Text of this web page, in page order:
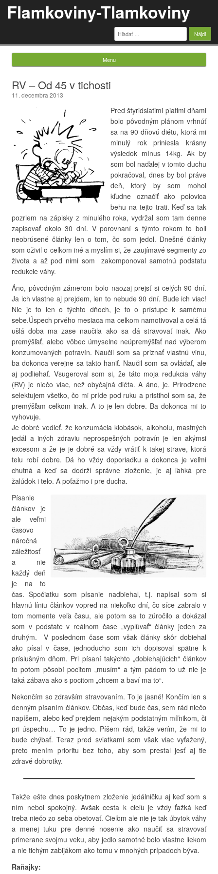
Flamkoviny-Tlamkoviny
Hľadať:
Menu
RV – Od 45 v tichosti
11. decembra 2013
Pred štyridsiatimi piatimi dňami
bolo pôvodným plánom vrhnúť
sa na 90 dňovú diétu, ktorá mi
minulý rok priniesla krásny
výsledok mínus 14kg. Ak by
som bol naďalej v tomto duchu
pokračoval, dnes by bol práve
deň, ktorý by som mohol
kľudne označiť ako polovica
behu na tejto trati. Keď sa tak
pozriem na zápisky z minulého roka, vydržal som tam denne
zapisovať okolo 30 dní. V porovnaní s týmto rokom to boli
neobrúsené články len o tom, čo som jedol. Dnešné články
som oživil o celkom iné a myslím si, že zaujímavé segmenty zo
života a až pod nimi som zakomponoval samotnú podstatu
redukcie váhy.
Áno, pôvodným zámerom bolo naozaj prejsť si celých 90 dní.
Ja ich vlastne aj prejdem, len to nebude 90 dní. Bude ich viac!
Nie je to len o týchto dňoch, je to o prístupe k samému
sebe.Úspech prvého mesiaca ma celkom namotivoval a celá tá
ušlá doba ma zase naučila ako sa dá stravovať inak. Ako
premýšľať, alebo vôbec úmyselne neúpremýšľať nad výberom
konzumovaných potravín. Naučil som sa priznať vlastnú vinu,
ba dokonca verejne sa takto haniť. Naučil som sa ovládať, ale
aj podliehať. Vsugeroval som si, že táto moja redukcia váhy
(RV) je niečo viac, než obyčajná diéta. A áno, je. Prirodzene
selektujem všetko, čo mi príde pod ruku a pristihol som sa, že
premýšľam celkom inak. A to je len dobre. Ba dokonca mi to
vyhovuje.
Je dobré vedieť, že konzumácia klobások, alkoholu, mastných
jedál a iných zdraviu neprospešných potravín je len akýmsi
excesom a že je je dobré sa vždy vrátiť k takej strave, ktorá
telu robí dobre. Dá ho vždy doporiadku a dokonca je veľmi
chutná a keď sa dodrží správne zloženie, je aj ľahká pre
žalúdok i telo. A poťažmo i pre ducha.
Písanie
článkov je
ale veľmi
časovo
náročná
záležitosť
a nie
každý deň
je na to
čas. Spočiatku som písanie nadbiehal, t.j. napísal som si
hlavnú líniu článkov vopred na niekoľko dní, čo síce zabralo v
tom momente veľa času, ale potom sa to zúročilo a dokázal
som v podstate v reálnom čase „vypľúvať“ články jeden za
druhým. V poslednom čase som však články skôr dobiehal
ako písal v čase, jednoducho som ich dopisoval spätne k
príslušným dňom. Pri písaní takýchto „dobiehajúcich“ článkov
to potom pôsobí pocitom „musím“ a tým pádom to už nie je
taká zábava ako s pocitom „chcem a baví ma to“.
Nekončím so zdravším stravovaním. To je jasné! Končím len s
denným písaním článkov. Občas, keď bude čas, sem rád niečo
napíšem, alebo keď prejdem nejakým podstatným míľnikom, či
pri úspechu… To je jedno. Píšem rád, takže verím, že mi to
bude chýbať. Teraz pred sviatkami som však viac vyťažený,
preto mením prioritu bez toho, aby som prestal jesť aj tie
zdravé dobrotky.
Takže ešte dnes poskytnem zloženie jedálničku aj keď som s
ním nebol spokojný. Avšak cesta k cieľu je vždy ťažká keď
treba niečo zo seba obetovať. Cieľom ale nie je tak úbytok váhy
a menej tuku pre denné nosenie ako naučiť sa stravovať
primerane svojmu veku, aby jedlo samotné bolo vlastne liekom
a nie tichým zabijákom ako tomu v mnohých prípadoch býva.
Raňajky: